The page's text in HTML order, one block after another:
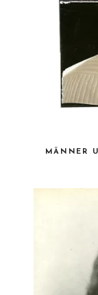
MÄNNER